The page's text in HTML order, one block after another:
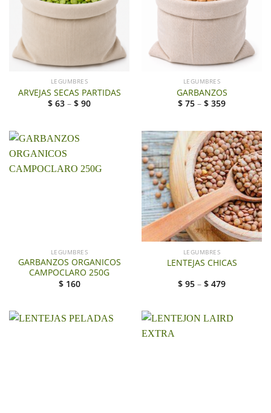
LEGUMBRES
ARVEJAS SECAS PARTIDAS
$ 63 – $ 90
LEGUMBRES
GARBANZOS
$ 75 – $ 359
LEGUMBRES
GARBANZOS ORGANICOS
CAMPOCLARO 250G
$ 160
LEGUMBRES
LENTEJAS CHICAS
$ 95 – $ 479